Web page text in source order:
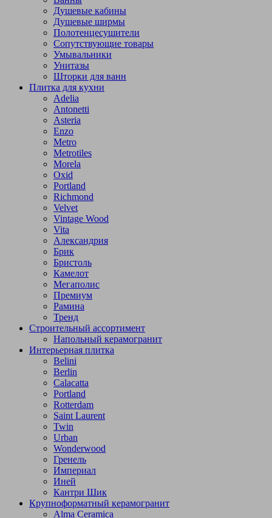
Душевые кабины
Душевые ширмы
Полотенцесушители
Сопутствующие товары
Умывальники
Унитазы
Шторки для ванн
Плитка для кухни
Adelia
Antonetti
Asteria
Enzo
Metro
Metrotiles
Morela
Oxid
Portland
Richmond
Velvet
Vintage Wood
Vita
Александрия
Брик
Бристоль
Камелот
Мегаполис
Премиум
Рамина
Тренд
Строительный ассортимент
Напольный керамогранит
Интерьерная плитка
Belini
Berlin
Calacatta
Portland
Rotterdam
Saint Laurent
Twin
Urban
Wonderwood
Гренель
Империал
Иней
Кантри Шик
Крупноформатный керамогранит
Alma Ceramica